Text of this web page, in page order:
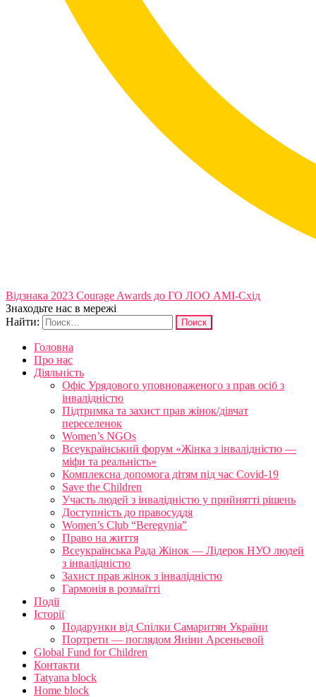
Відзнака 2023 Courage Awards до ГО ЛОО АМІ-Схід
Знаходьте нас в мережі
Найти:
Головна
Про нас
Діяльність
Офіс Урядового уповноваженого з прав осіб з
інвалідністю
Підтримка та захист прав жінок/дівчат
переселенок
Women’s NGOs
Всеукраїнський форум «Жінка з інвалідністю —
міфи та реальність»
Комплексна допомога дітям під час Covid-19
Save the Children
Участь людей з інвалідністю у прийнятті рішень
Доступність до правосуддя
Women’s Club “Beregynia”
Право на життя
Всеукраїнська Рада Жінок — Лідерок НУО людей
з інвалідністю
Захист прав жінок з інвалідністю
Гармонія в розмаїтті
Події
Історії
Подарунки від Спілки Самаритян України
Портрети — поглядом Яніни Арсеньевой
Global Fund for Children
Контакти
Tatyana block
Home block